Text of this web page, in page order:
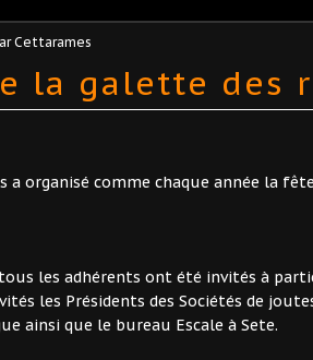
Cettarames
la galette des
a organisé comme chaque année la
tous les adhérents ont été invités à
les Présidents des Sociétés de
ainsi que le bureau Escale à Sete.